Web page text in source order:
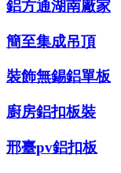
鋁方通湖南廠家
簡至集成吊頂
裝飾無錫鋁單板
廚房鋁扣板裝
邢臺pv鋁扣板